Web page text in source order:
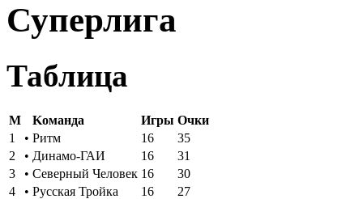
Суперлига
Таблица
M Kоманда Игры Oчки
1
• Ритм 16
35
2
• Динамо-ГАИ 16
31
3
• Северный Человек 16
30
4
• Русская Тройка 16
27